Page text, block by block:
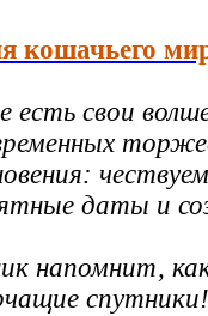
кошачьего
есть свои
даты и
напомнит,
спутники!